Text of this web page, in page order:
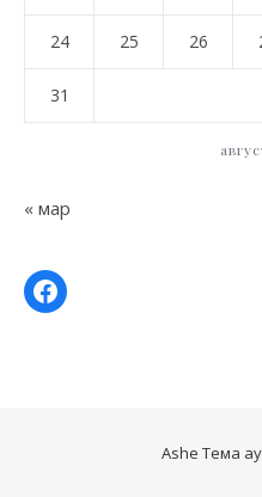
24 25 26
31
« мар
Ashe Тема